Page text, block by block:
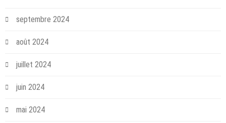
septembre 2024
août 2024
juillet 2024
juin 2024
mai 2024